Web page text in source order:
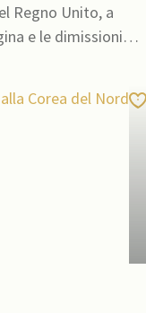
Regno Unito, a
e le dimissioni